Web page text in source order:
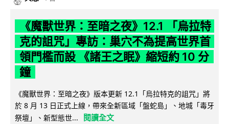
《魔獸世界：至暗之夜》12.1 「烏拉特
克的詛咒」專訪：巢穴不為提高世界首
領門檻而設 《諸王之眠》縮短約 10 分
鐘
《魔獸世界：至暗之夜》版本更新 12.1「烏拉特克的詛咒」將
於 8 月 13 日正式上線，帶來全新區域「盤蛇島」、地城「毒牙
祭壇」、新型態世...
閱讀全文